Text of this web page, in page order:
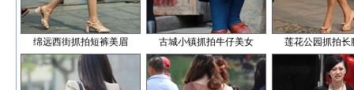
绵远西街抓拍短裤美眉 古城小镇抓拍牛仔美女 莲花公园抓拍长